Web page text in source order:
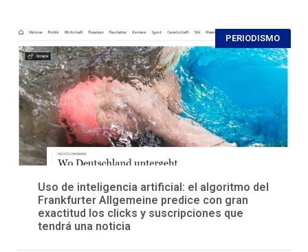
PERIODISMO
Uso de inteligencia artificial: el algoritmo del
Frankfurter Allgemeine predice con gran
exactitud los clicks y suscripciones que
tendrá una noticia